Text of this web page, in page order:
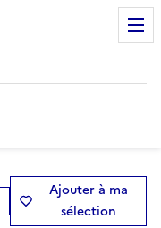
Ajouter à ma
sélection